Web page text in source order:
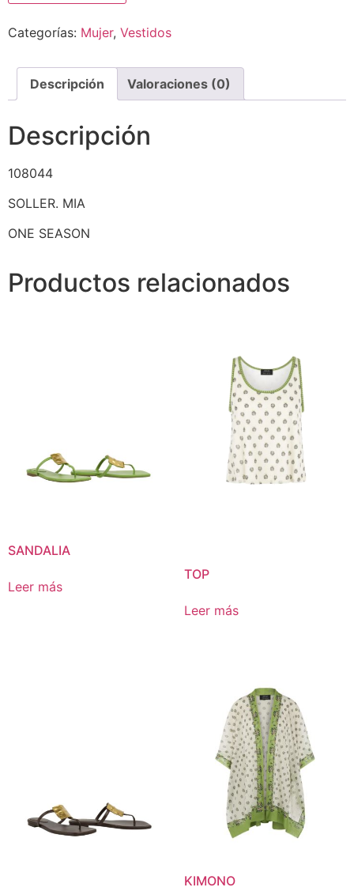
Categorías: Mujer, Vestidos
Descripción Valoraciones (0)
Descripción
108044
SOLLER. MIA
ONE SEASON
Productos relacionados
SANDALIA
Leer más
TOP
Leer más
KIMONO